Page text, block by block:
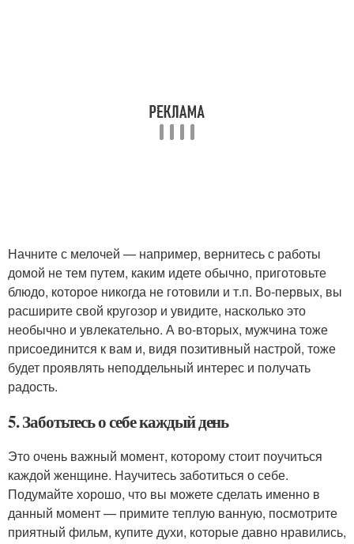
Начните с мелочей — например, вернитесь с работы
домой не тем путем, каким идете обычно, приготовьте
блюдо, которое никогда не готовили и т.п. Во-первых, вы
расширите свой кругозор и увидите, насколько это
необычно и увлекательно. А во-вторых, мужчина тоже
присоединится к вам и, видя позитивный настрой, тоже
будет проявлять неподдельный интерес и получать
радость.
5. Заботьтесь о себе каждый день
Это очень важный момент, которому стоит поучиться
каждой женщине. Научитесь заботиться о себе.
Подумайте хорошо, что вы можете сделать именно в
данный момент — примите теплую ванную, посмотрите
приятный фильм, купите духи, которые давно нравились,